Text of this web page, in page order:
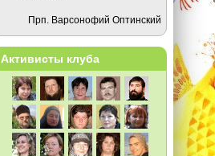
Прп. Варсонофий Оптинский
Активисты клуба